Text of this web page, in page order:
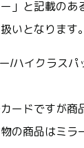
」と記載のあ
いとなります。
/ハイクラスパ
ードですが商
の商品はミラ